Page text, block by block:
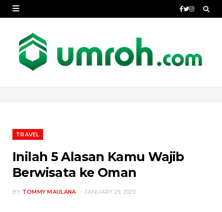
TRAVEL
Inilah 5 Alasan Kamu Wajib
Berwisata ke Oman
BY TOMMY MAULANA JANUARY 29, 2020